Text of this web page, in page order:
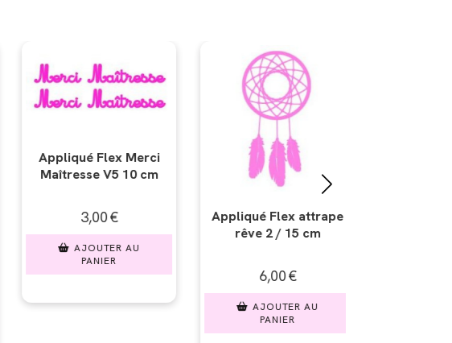
Appliqué Flex attrape
rêve 2 / 15 cm
6,00€
AJOUTER AU
Appliqué Flex Petite
crevette / 10 cm
4,00€
AJOUTER AU
PANIER